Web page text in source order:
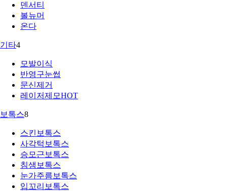
덴서티
볼뉴머
온다
기타4
모발이식
반영구눈썹
문신제거
레이저제모HOT
보톡스8
스킨보톡스
사각턱보톡스
승모근보톡스
침샘보톡스
눈가주름보톡스
입꼬리보톡스